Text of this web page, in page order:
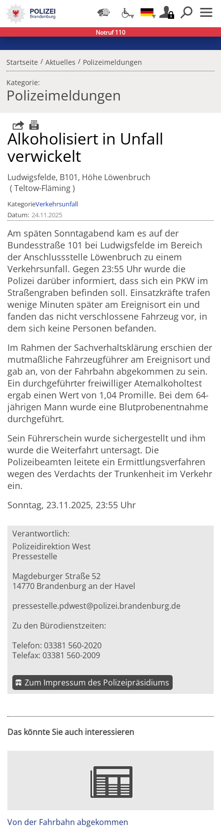
Startseite / Aktuelles / Polizeimeldungen
Kategorie:
Polizeimeldungen
Alkoholisiert in Unfall
verwickelt
Ludwigsfelde, B101, Höhe Löwenbruch
Teltow-Fläming
KategorieVerkehrsunfall
Datum 24.11.2025
Am späten Sonntagabend kam es auf der
Bundesstraße 101 bei Ludwigsfelde im Bereich
der Anschlussstelle Löwenbruch zu einem
Verkehrsunfall. Gegen 23:55 Uhr wurde die
Polizei darüber informiert, dass sich ein PKW im
Straßengraben befinden soll. Einsatzkräfte trafen
wenige Minuten später am Ereignisort ein und
fanden das nicht verschlossene Fahrzeug vor, in
dem sich keine Personen befanden.
Im Rahmen der Sachverhaltsklärung erschien der
mutmaßliche Fahrzeugführer am Ereignisort und
gab an, von der Fahrbahn abgekommen zu sein.
Ein durchgeführter freiwilliger Atemalkoholtest
ergab einen Wert von 1,04 Promille. Bei dem 64-
jährigen Mann wurde eine Blutprobenentnahme
durchgeführt.
Sein Führerschein wurde sichergestellt und ihm
wurde die Weiterfahrt untersagt. Die
Polizeibeamten leitete ein Ermittlungsverfahren
wegen des Verdachts der Trunkenheit im Verkehr
ein.
Sonntag, 23.11.2025, 23:55 Uhr
Verantwortlich:
Polizeidirektion West
Pressestelle
Magdeburger Straße 52
14770 Brandenburg an der Havel
pressestelle.pdwest@polizei.brandenburg.de
Zu den Bürodienstzeiten:
Telefon: 03381 560-2020
Telefax: 03381 560-2009
Zum Impressum des Polizeipräsidiums
Das könnte Sie auch interessieren
Von der Fahrbahn abgekommen
Notruf 110